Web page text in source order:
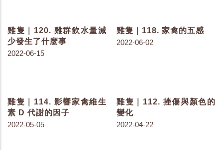
肚子後...
2023-05-25
麼關係呢？-序言
2023-05-23
毒劑量與臨床症狀
2023-04-27
染
2022-11-08